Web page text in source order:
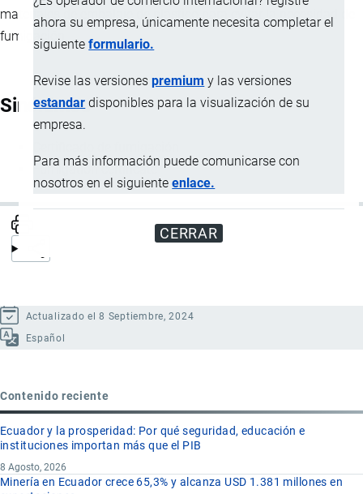
ahora su empresa, únicamente necesita completar el
siguienteformulario.
Revise las versionespremium y las versiones
estandar disponibles para la visualización de su
empresa.
Para más información puede comunicarse con
nosotros en el siguienteenlace.
CERRAR
materiales de embalaje de plástico para evitar la necesidad de
fumigación.
Sinónimos
Fumigation certificate
Actualizado el 8 Septiembre, 2024
Español
Contenido reciente
Ecuador y la prosperidad: Por qué seguridad, educación e
instituciones importan más que el PIB
8 Agosto, 2026
Minería en Ecuador crece 65,3% y alcanza USD 1.381 millones en